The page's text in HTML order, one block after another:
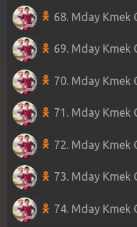
68. Mday Kmek
69. Mday Kmek
70. Mday Kmek
71. Mday Kmek
72. Mday Kmek
73. Mday Kmek
74. Mday Kmek